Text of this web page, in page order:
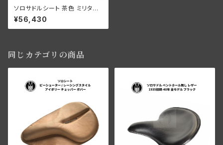
ソロサドルシート 茶色 ミリタリ
ー用 マウントセット付き
¥56,430
同じカテゴリの商品